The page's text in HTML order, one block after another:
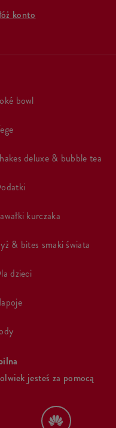
konto
poké bowl
vege
shakes deluxe & bubble tea
dodatki
kawałki kurczaka
ryż & bites smaki świata
dla dzieci
napoje
jesteś za pomocą